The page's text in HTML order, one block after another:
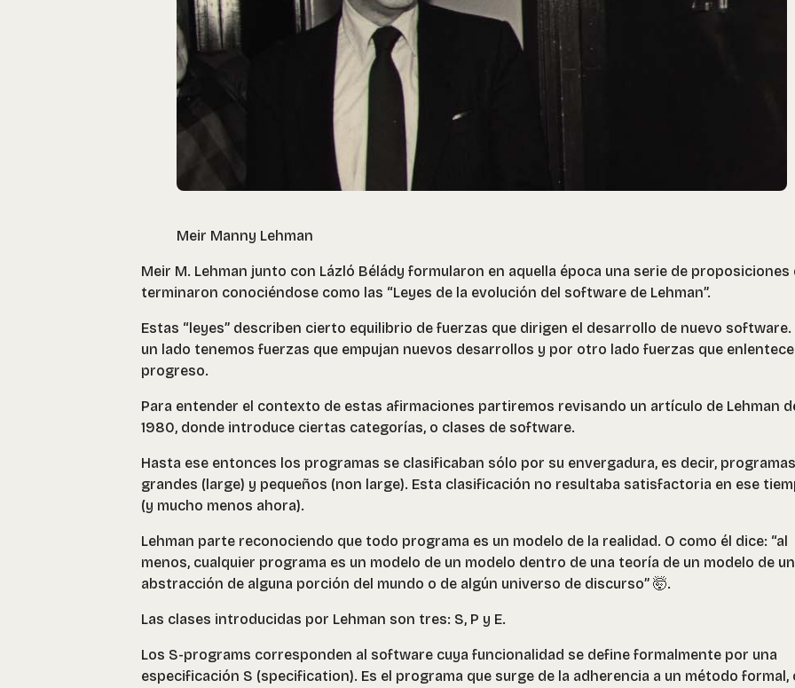
Meir Manny Lehman
Meir M. Lehman junto con Lázló Bélády formularon en aquella época una serie de proposiciones
terminaron conociéndose como las “Leyes de la evolución del software de Lehman”.
Estas “leyes” describen cierto equilibrio de fuerzas que dirigen el desarrollo de nuevo software.
un lado tenemos fuerzas que empujan nuevos desarrollos y por otro lado fuerzas que
progreso.
Para entender el contexto de estas afirmaciones partiremos revisando un artículo de Lehman
1980, donde introduce ciertas categorías, o clases de software.
Hasta ese entonces los programas se clasificaban sólo por su envergadura, es decir, programas
grandes (large) y pequeños (non large). Esta clasificación no resultaba satisfactoria en ese
(y mucho menos ahora).
Lehman parte reconociendo que todo programa es un modelo de la realidad. O como él dice: “al
menos, cualquier programa es un modelo de un modelo dentro de una teoría de un modelo de
abstracción de alguna porción del mundo o de algún universo de discurso” 🤯.
Las clases introducidas por Lehman son tres: S, P y E.
Los S-programs corresponden al software cuya funcionalidad se define formalmente por una
especificación S (specification). Es el programa que surge de la adherencia a un método formal,